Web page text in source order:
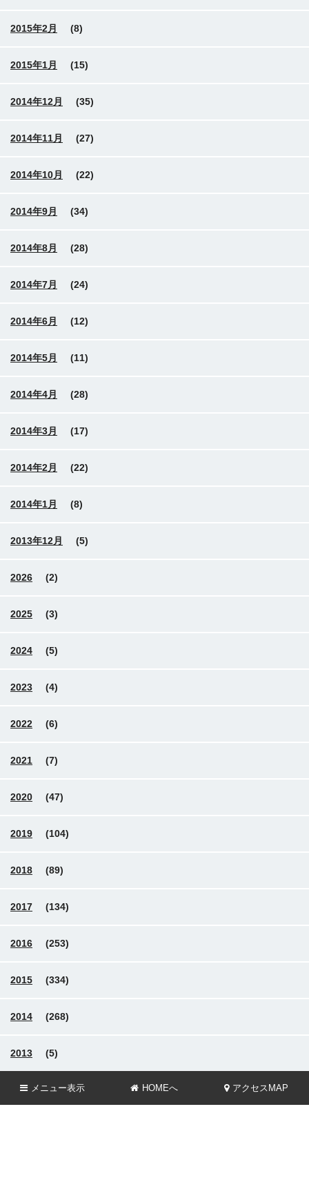
2015年2月 (8)
2015年1月 (15)
2014年12月 (35)
2014年11月 (27)
2014年10月 (22)
2014年9月 (34)
2014年8月 (28)
2014年7月 (24)
2014年6月 (12)
2014年5月 (11)
2014年4月 (28)
2014年3月 (17)
2014年2月 (22)
2014年1月 (8)
2013年12月 (5)
2026 (2)
2025 (3)
2024 (5)
2023 (4)
2022 (6)
2021 (7)
2020 (47)
2019 (104)
2018 (89)
2017 (134)
2016 (253)
2015 (334)
2014 (268)
2013 (5)
メニュー表示 HOMEへ アクセスMAP